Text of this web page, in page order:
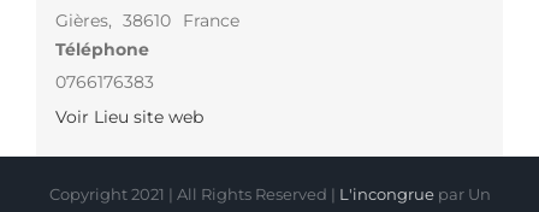
Gières, 38610
France
Téléphone
0766176383
Voir Lieu site web
Copyright 2021 | All Rights Reserved | L'incongruepar Un